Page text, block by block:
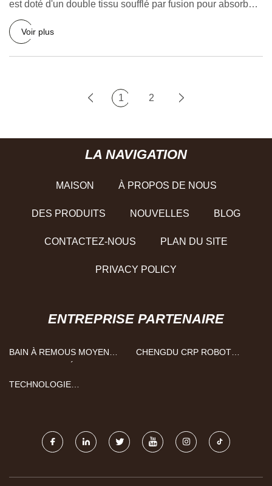
est doté d'un double tissu soufflé par fusion pour absorber
les
Voir plus
1 2
LA NAVIGATION
MAISON À PROPOS DE NOUS
DES PRODUITS NOUVELLES BLOG
CONTACTEZ-NOUS PLAN DU SITE
PRIVACY POLICY
ENTREPRISE PARTENAIRE
BAIN À REMOUS MOYEN
CHENGDU CRP ROBOT
TECHNOLOGIE